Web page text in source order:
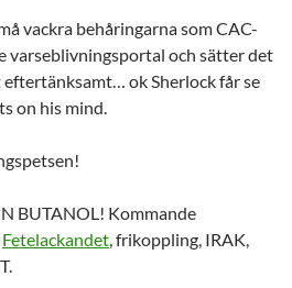
vackra behåringarna som CAC-
varseblivningsportal och sätter det
ok Sherlock får se
on his mind.
BUTANOL! Kommande
Fetelackandet, frikoppling, IRAK,